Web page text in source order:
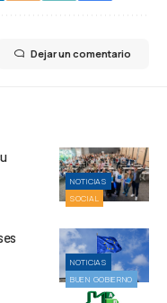
Dejar un comentario
NOTICIAS
SOCIAL
NOTICIAS
BUEN GOBIERNO